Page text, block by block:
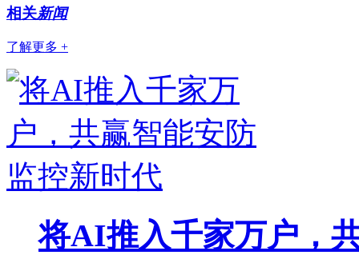
相关新闻
了解更多 +
将AI推入千家万户，